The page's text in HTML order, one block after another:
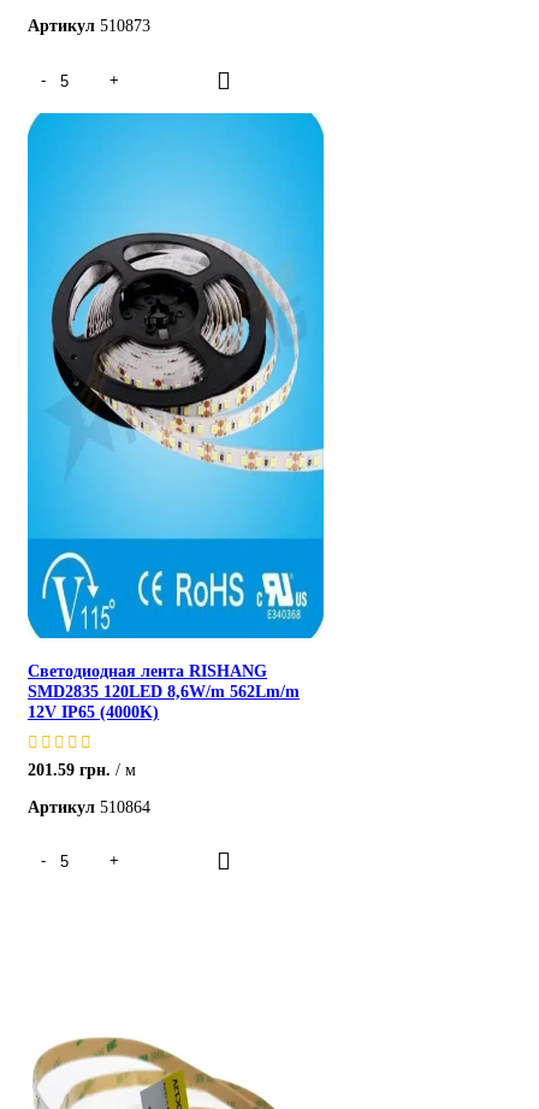
Артикул 510873
Светодиодная лента RISHANG
SMD2835 120LED 8,6W/m 562Lm/m
12V IP65 (4000K)
201.59 грн.
м
Артикул 510864